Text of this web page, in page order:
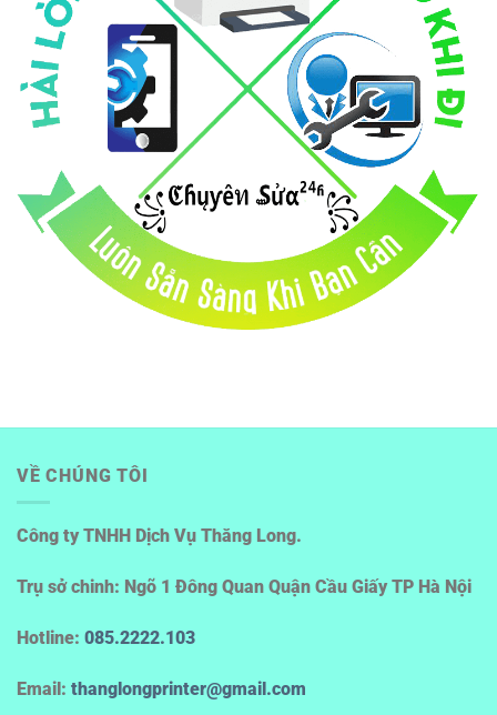
VỀ CHÚNG TÔI
Công ty TNHH Dịch Vụ Thăng Long.
Trụ sở chinh: Ngõ 1 Đông Quan Quận Cầu Giấy TP Hà Nội
Hotline: 085.2222.103
Email: thanglongprinter@gmail.com